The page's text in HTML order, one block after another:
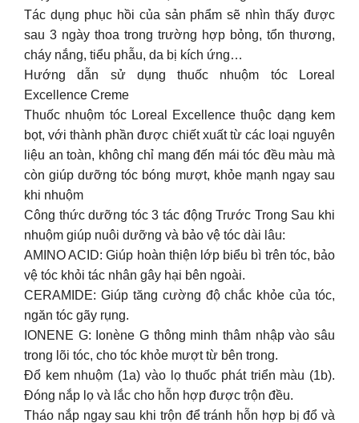
Tác dụng phục hồi của sản phẩm sẽ nhìn thấy được
sau 3 ngày thoa trong trường hợp bỏng, tổn thương,
cháy nắng, tiểu phẫu, da bị kích ứng…
Hướng dẫn sử dụng thuốc nhuộm tóc Loreal
Excellence Creme
Thuốc nhuộm tóc Loreal Excellence thuộc dạng kem
bọt, với thành phần được chiết xuất từ các loại nguyên
liệu an toàn, không chỉ mang đến mái tóc đều màu mà
còn giúp dưỡng tóc bóng mượt, khỏe mạnh ngay sau
khi nhuộm
Công thức dưỡng tóc 3 tác động Trước Trong Sau khi
nhuộm giúp nuôi dưỡng và bảo vệ tóc dài lâu:
AMINO ACID: Giúp hoàn thiện lớp biểu bì trên tóc, bảo
vệ tóc khỏi tác nhân gây hại bên ngoài.
CERAMIDE: Giúp tăng cường độ chắc khỏe của tóc,
ngăn tóc gãy rụng.
IONENE G: Ionène G thông minh thâm nhập vào sâu
trong lõi tóc, cho tóc khỏe mượt từ bên trong.
Đổ kem nhuộm (1a) vào lọ thuốc phát triển màu (1b).
Đóng nắp lọ và lắc cho hỗn hợp được trộn đều.
Tháo nắp ngay sau khi trộn để tránh hỗn hợp bị đổ và